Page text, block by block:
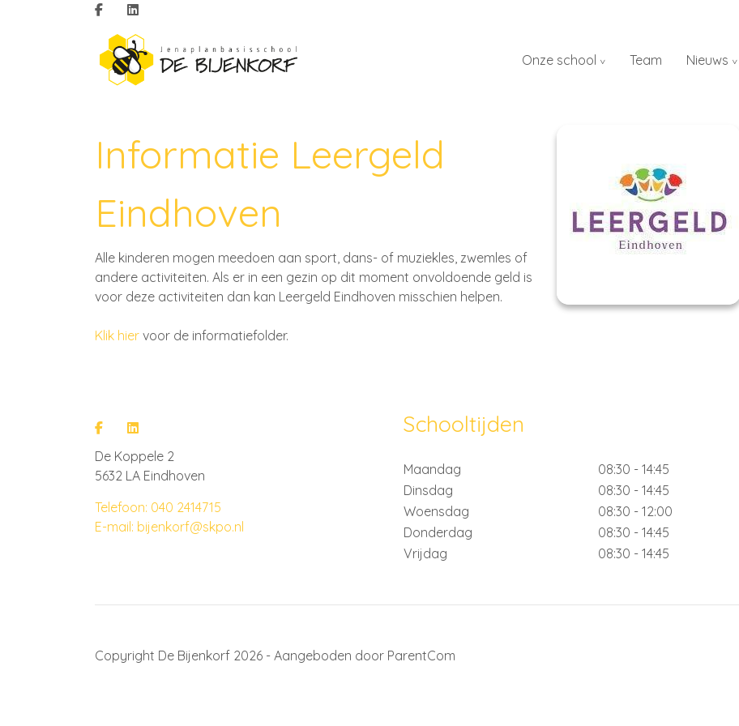
Onze school Team Nieuws
Informatie Leergeld
Eindhoven
Alle kinderen mogen meedoen aan sport, dans- of muziekles, zwemles of
andere activiteiten. Als er in een gezin op dit moment onvoldoende geld is
voor deze activiteiten dan kan Leergeld Eindhoven misschien helpen.
Klik hier voor de informatiefolder.
De Koppele 2
5632 LA Eindhoven
Telefoon: 040 2414715
E-mail: bijenkorf@skpo.nl
Schooltijden
Maandag
08:30 - 14:45
Dinsdag
08:30 - 14:45
Woensdag
08:30 - 12:00
Donderdag
08:30 - 14:45
Vrijdag
08:30 - 14:45
Copyright De Bijenkorf 2026 - Aangeboden door ParentCom